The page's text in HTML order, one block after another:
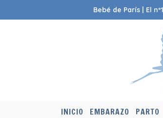
Bebé de París | El
INICIO EMBARAZO PARTO